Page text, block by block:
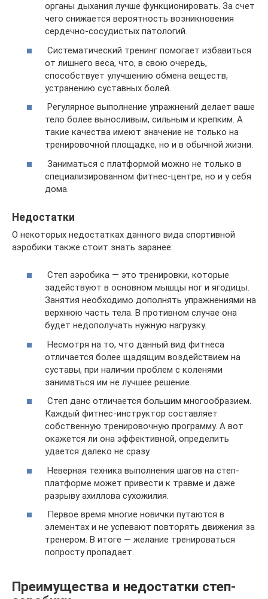
органы дыхания лучше функционировать. За счет
чего снижается вероятность возникновения
сердечно-сосудистых патологий.
Систематический тренинг помогает избавиться
от лишнего веса, что, в свою очередь,
способствует улучшению обмена веществ,
устранению суставных болей.
Регулярное выполнение упражнений делает ваше
тело более выносливым, сильным и крепким. А
такие качества имеют значение не только на
тренировочной площадке, но и в обычной жизни.
Заниматься с платформой можно не только в
специализированном фитнес-центре, но и у себя
дома.
Недостатки
О некоторых недостатках данного вида спортивной
аэробики также стоит знать заранее:
Степ аэробика — это тренировки, которые
задействуют в основном мышцы ног и ягодицы.
Занятия необходимо дополнять упражнениями на
верхнюю часть тела. В противном случае она
будет недополучать нужную нагрузку.
Несмотря на то, что данный вид фитнеса
отличается более щадящим воздействием на
суставы, при наличии проблем с коленями
заниматься им не лучшее решение.
Степ данс отличается большим многообразием.
Каждый фитнес-инструктор составляет
собственную тренировочную программу. А вот
окажется ли она эффективной, определить
удается далеко не сразу.
Неверная техника выполнения шагов на степ-
платформе может привести к травме и даже
разрыву ахиллова сухожилия.
Первое время многие новички путаются в
элементах и не успевают повторять движения за
тренером. В итоге — желание тренироваться
попросту пропадает.
Преимущества и недостатки степ-